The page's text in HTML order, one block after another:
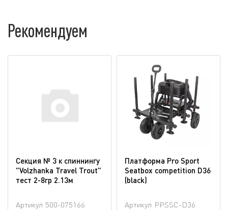
Рекомендуем
Секция № 3 к спиннингу
"Volzhanka Travel Trout"
тест 2-8гр 2.13м
Артикул 500-075166
Платформа Pro Sport
Seatbox competition D36
(blaсk)
Артикул PPSSC-D36